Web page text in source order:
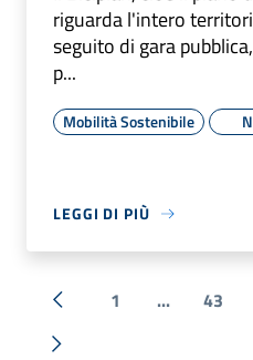
riguarda l'intero
seguito di gara
p...
Mobilità Sostenibile
LEGGI DI PIÙ
« Precedente
1 ... 43